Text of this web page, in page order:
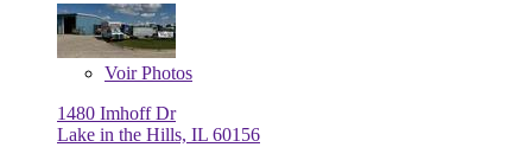
VoirPhotos
1480 Imhoff Dr
Lake in the Hills, IL 60156